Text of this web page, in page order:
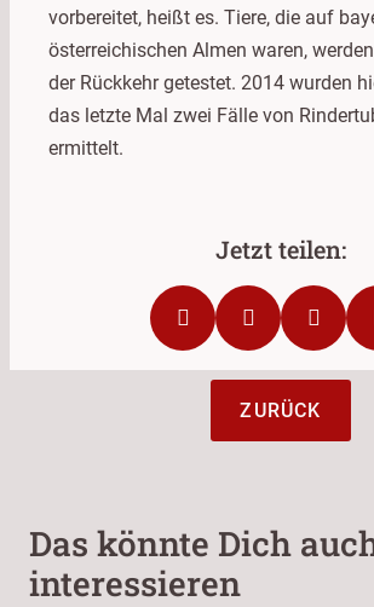
vorbereitet, heißt es. Tiere, die auf
österreichischen Almen waren,
der Rückkehr getestet. 2014 wurden
das letzte Mal zwei Fälle von
ermittelt.
ZURÜCK
Das könnte Dich
interessieren